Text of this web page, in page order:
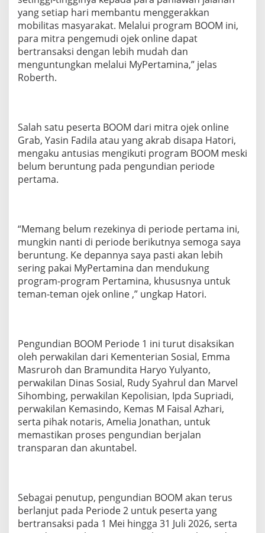
yang setiap hari membantu menggerakkan
mobilitas masyarakat. Melalui program BOOM ini,
para mitra pengemudi ojek online dapat
bertransaksi dengan lebih mudah dan
menguntungkan melalui MyPertamina,” jelas
Roberth.
Salah satu peserta BOOM dari mitra ojek online
Grab, Yasin Fadila atau yang akrab disapa Hatori,
mengaku antusias mengikuti program BOOM meski
belum beruntung pada pengundian periode
pertama.
“Memang belum rezekinya di periode pertama ini,
mungkin nanti di periode berikutnya semoga saya
beruntung. Ke depannya saya pasti akan lebih
sering pakai MyPertamina dan mendukung
program-program Pertamina, khususnya untuk
teman-teman ojek online ,” ungkap Hatori.
Pengundian BOOM Periode 1 ini turut disaksikan
oleh perwakilan dari Kementerian Sosial, Emma
Masruroh dan Bramundita Haryo Yulyanto,
perwakilan Dinas Sosial, Rudy Syahrul dan Marvel
Sihombing, perwakilan Kepolisian, Ipda Supriadi,
perwakilan Kemasindo, Kemas M Faisal Azhari,
serta pihak notaris, Amelia Jonathan, untuk
memastikan proses pengundian berjalan
transparan dan akuntabel.
Sebagai penutup, pengundian BOOM akan terus
berlanjut pada Periode 2 untuk peserta yang
bertransaksi pada 1 Mei hingga 31 Juli 2026, serta